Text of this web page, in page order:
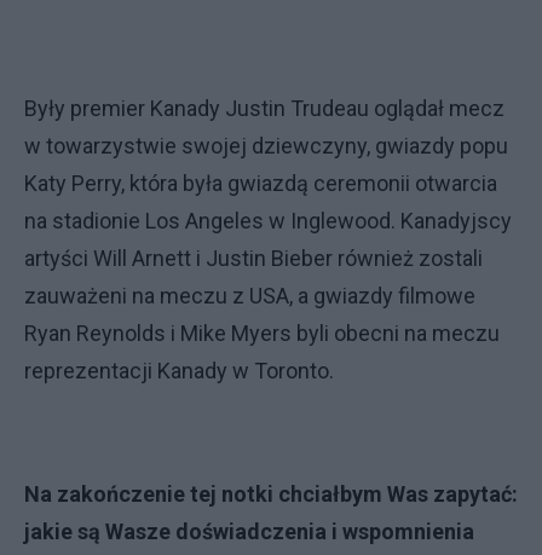
Były premier Kanady Justin Trudeau oglądał mecz
w towarzystwie swojej dziewczyny, gwiazdy popu
Katy Perry, która była gwiazdą ceremonii otwarcia
na stadionie Los Angeles w Inglewood. Kanadyjscy
artyści Will Arnett i Justin Bieber również zostali
zauważeni na meczu z USA, a gwiazdy filmowe
Ryan Reynolds i Mike Myers byli obecni na meczu
reprezentacji Kanady w Toronto.
Na zakończenie tej notki chciałbym Was zapytać:
jakie są Wasze doświadczenia i wspomnienia